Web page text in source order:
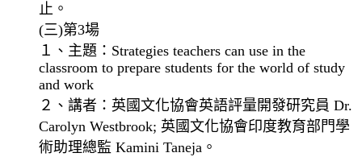
止。
(三)第3場
１、主題：Strategies teachers can use in the
classroom to prepare students for the world of study
and work
２、講者：英國文化協會英語評量開發研究員 Dr.
Carolyn Westbrook; 英國文化協會印度教育部門學
術助理總監 Kamini Taneja。